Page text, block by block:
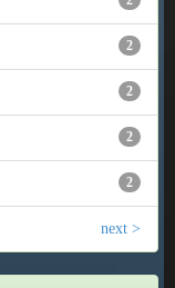
2
2
2
2
next >